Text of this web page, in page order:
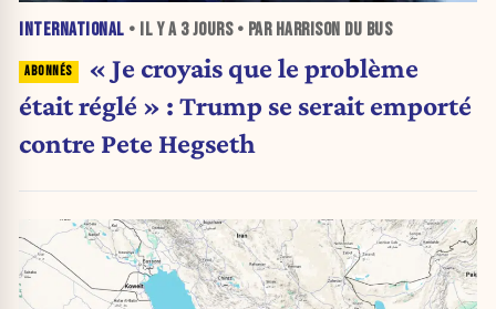
INTERNATIONAL • IL Y A 3 JOURS• PAR HARRISON DU BUS
« Je croyais que le problème
était réglé » : Trump se serait emporté
contre Pete Hegseth